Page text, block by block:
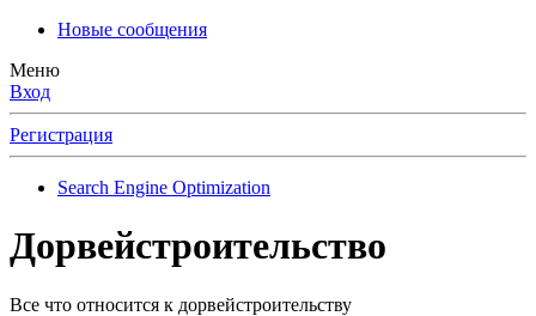
Новые сообщения
Меню
Вход
Регистрация
Search Engine Optimization
Дорвейстроительство
Все что относится к дорвейстроительству